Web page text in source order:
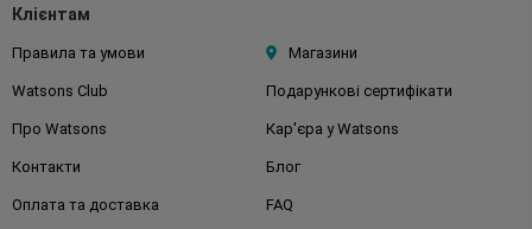
Клієнтам
Правила та умови Магазини
Watsons Club Подарункові сертифікати
Про Watsons Кар'єра у Watsons
Контакти Блог
Оплата та доставка FAQ